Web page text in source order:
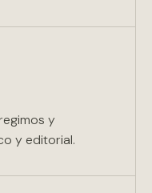
y
y editorial.